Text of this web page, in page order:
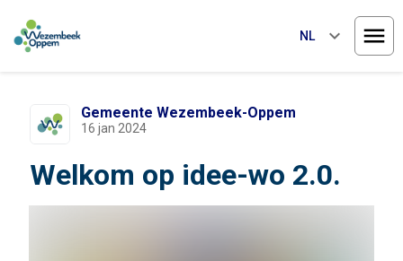
NL keyboard_arrow_down
Gemeente Wezembeek-Oppem
16 jan 2024
Welkom op idee-wo 2.0.